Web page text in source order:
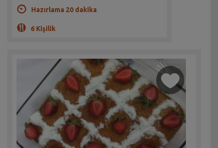
Hazırlama 20 dakika
6 Kişilik